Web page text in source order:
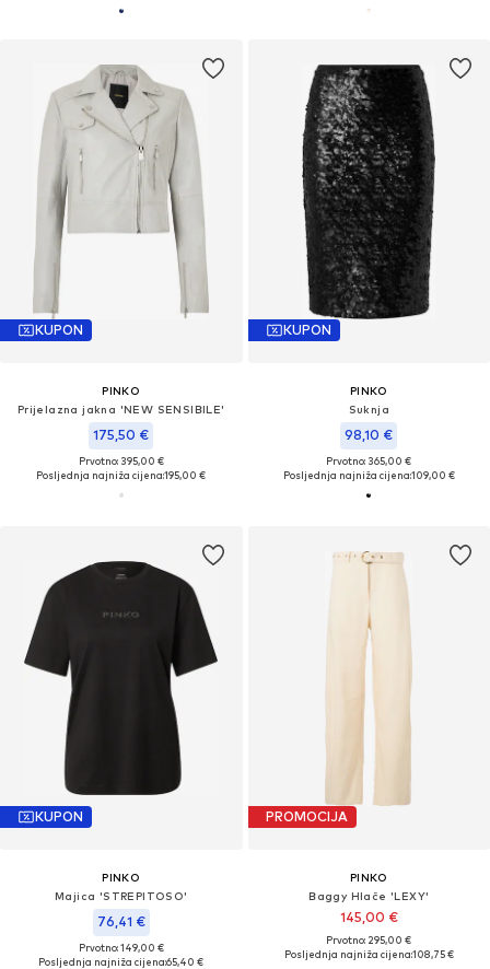
KUPON
PINKO
Prijelazna jakna 'NEW SENSIBILE'
175,50 €
Prvotno: 395,00 €
Posljednja najniža cijena:195,00 €
KUPON
PINKO
Suknja
98,10 €
Prvotno: 365,00 €
Posljednja najniža cijena:109,00 €
KUPON
PINKO
Majica 'STREPITOSO'
76,41 €
Prvotno: 149,00 €
Posljednja najniža cijena:65,40 €
PROMOCIJA
PINKO
Baggy Hlače 'LEXY'
145,00 €
Prvotno: 295,00 €
Posljednja najniža cijena:108,75 €